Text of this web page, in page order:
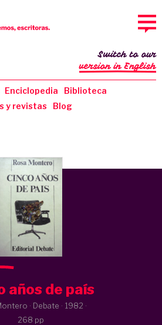
Enciclopedia
Biblioteca
y revistas
Blog
Switch to our
version in English
años de país
· Debate · 1982 ·
268 pp